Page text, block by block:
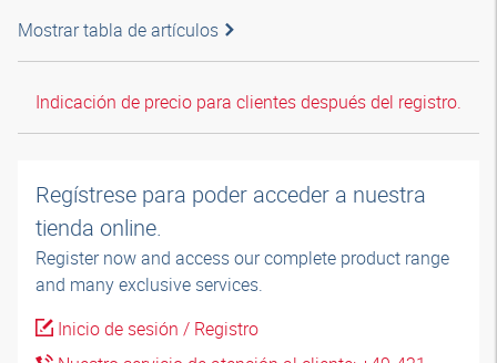
Mostrar tabla de artículos
Indicación de precio para clientes después del registro.
Regístrese para poder acceder a nuestra
tienda online.
Register now and access our complete product range
and many exclusive services.
Inicio de sesión / Registro